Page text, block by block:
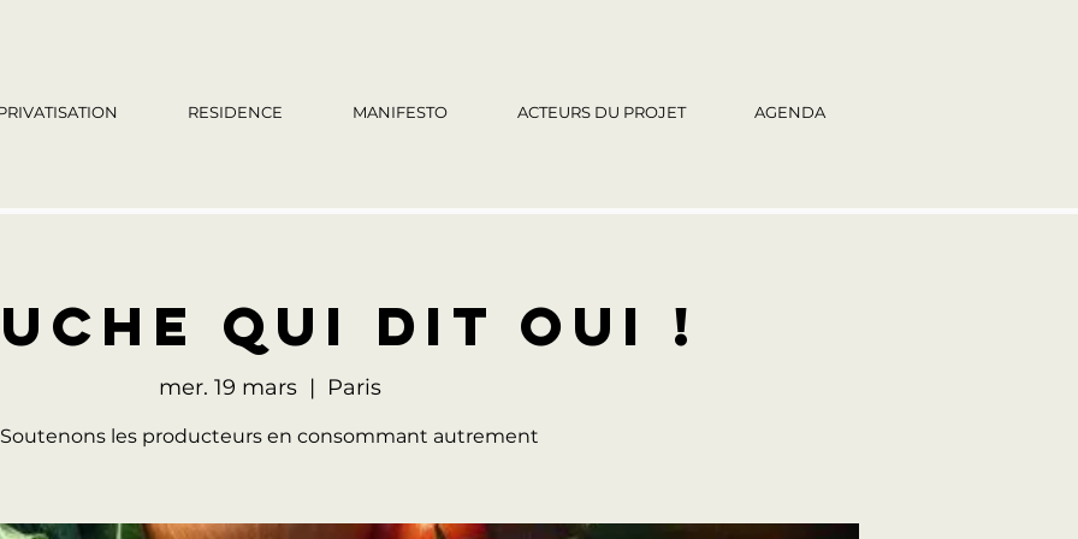
RESIDENCE MANIFESTO ACTEURS DU PROJET AGENDA
QUI DIT OUI !
mer. 19 mars
  |
Paris
Soutenons les producteurs en consommant autrement